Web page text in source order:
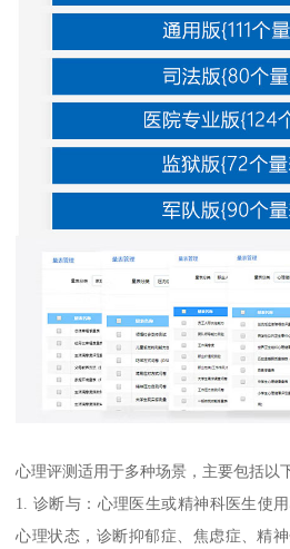
心理评测适用于多种场景，主要包括以
1. 诊断与：心理医生或精神科医生使
心理状态，诊断抑郁症、焦虑症、精